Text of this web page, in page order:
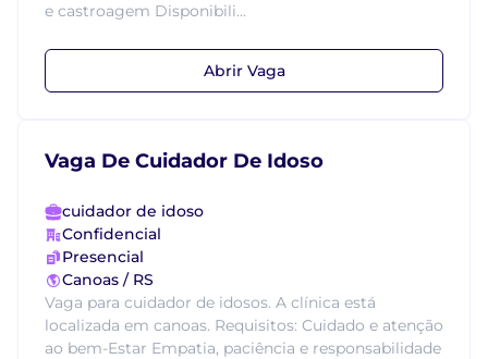
e castroagem Disponibili...
Abrir Vaga
Vaga De Cuidador De Idoso
cuidador de idoso
Confidencial
Presencial
Canoas / RS
Vaga para cuidador de idosos. A clínica está
localizada em canoas. Requisitos: Cuidado e atenção
ao bem-Estar Empatia, paciência e responsabilidade